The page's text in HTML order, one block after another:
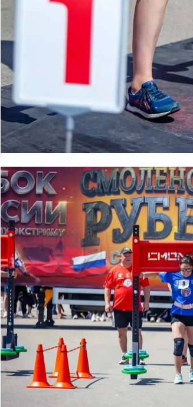
Соболезнования родным и близких
администрации Сланцевского района
// Мы есть в MAX. Не теряйте//